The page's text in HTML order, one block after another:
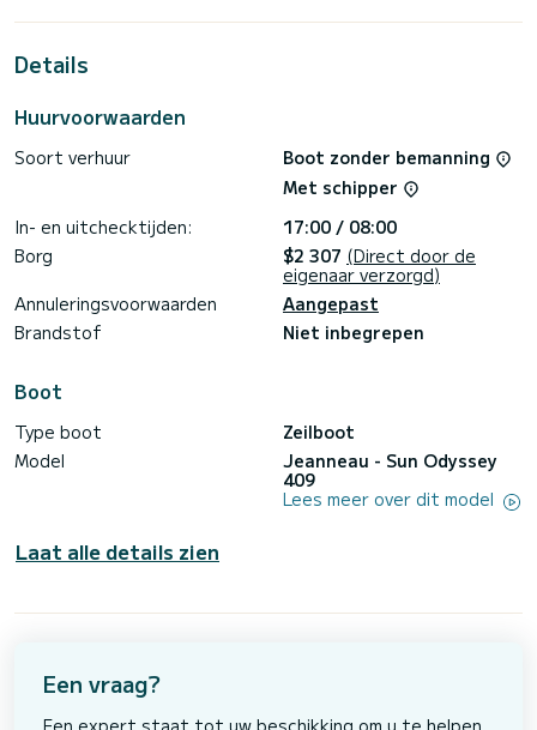
Ko Chang
Deze Sun Odyssey 409 is uitgerust met 2 toiletten met een
Deze boot is uitgerust met een Full batten mainsail en een
Automatische piloot, Buitenboordmotor, USB-aansluiting,
Voor informatieaanvragen of reserveringen, klikt u op de
knop « Vraag een offerte aan », een SamBoat-expert stuurt
Details
Huurvoorwaarden
Soort verhuur
Boot zonder bemanning
Met schipper
In- en uitchecktijden:
17:00 / 08:00
Borg
$2 307 (Direct door de
eigenaar verzorgd)
Annuleringsvoorwaarden
Aangepast
Brandstof
Niet inbegrepen
Boot
Type boot
Zeilboot
Model
Jeanneau - Sun Odyssey
409
Lees meer over dit model
Laat alle details zien
Een vraag?
Een expert staat tot uw beschikking om u te helpen